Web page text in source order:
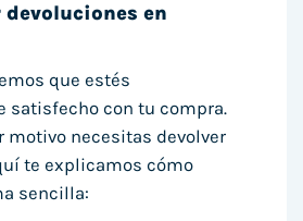
devoluciones en
que estés
satisfecho con tu compra.
motivo necesitas devolver
te explicamos cómo
sencilla: